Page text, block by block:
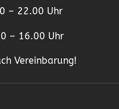
– 22.00 Uhr
– 16.00 Uhr
Vereinbarung!